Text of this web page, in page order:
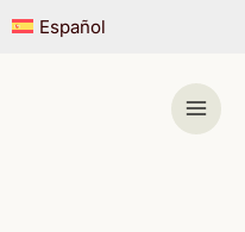
Español